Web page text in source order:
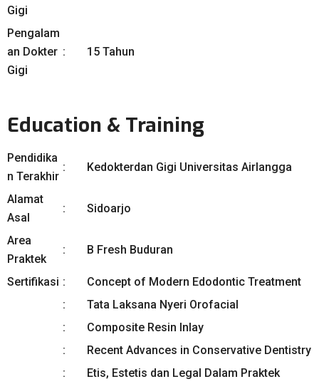
Gigi
Pengalam
an Dokter
Gigi
15 Tahun
Education & Training
Pendidika
n Terakhir
Kedokterdan Gigi Universitas Airlangga
Alamat
Asal
Sidoarjo
Area
Praktek
B Fresh Buduran
Sertifikasi
Concept of Modern Edodontic Treatment
Tata Laksana Nyeri Orofacial
Composite Resin Inlay
Recent Advances in Conservative Dentistry
Etis, Estetis dan Legal Dalam Praktek